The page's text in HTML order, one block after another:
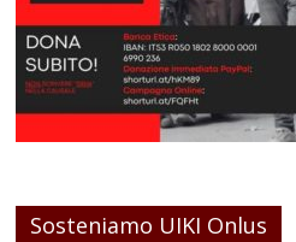
Sosteniamo UIKI Onlus